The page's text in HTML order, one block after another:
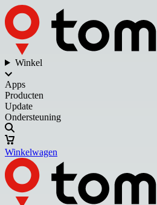
Winkel
Apps
Producten
Update
Ondersteuning
Winkelwagen